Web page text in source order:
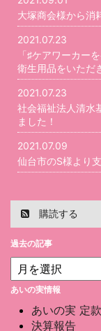
大塚商会様から消
2021.07.23
「♯ケアワーカー
衛生用品をいただ
2021.07.23
社会福祉法人清水
ました！
2021.07.09
仙台市のS様より
購読する
過去の記事
あいの実情報
あいの実 定款
決算報告